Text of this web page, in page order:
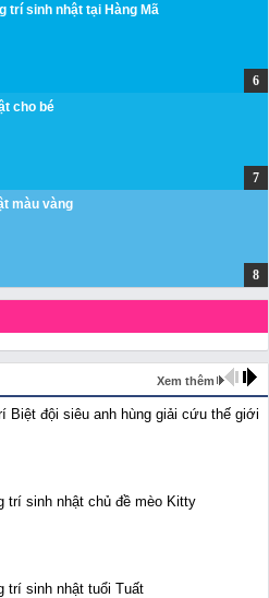
trí sinh nhật tại Hàng Mã
cho bé
màu vàng
Xem thêm
Biệt đội siêu anh hùng giải cứu thế giới
trí sinh nhật chủ đề mèo Kitty
trí sinh nhật tuổi Tuất